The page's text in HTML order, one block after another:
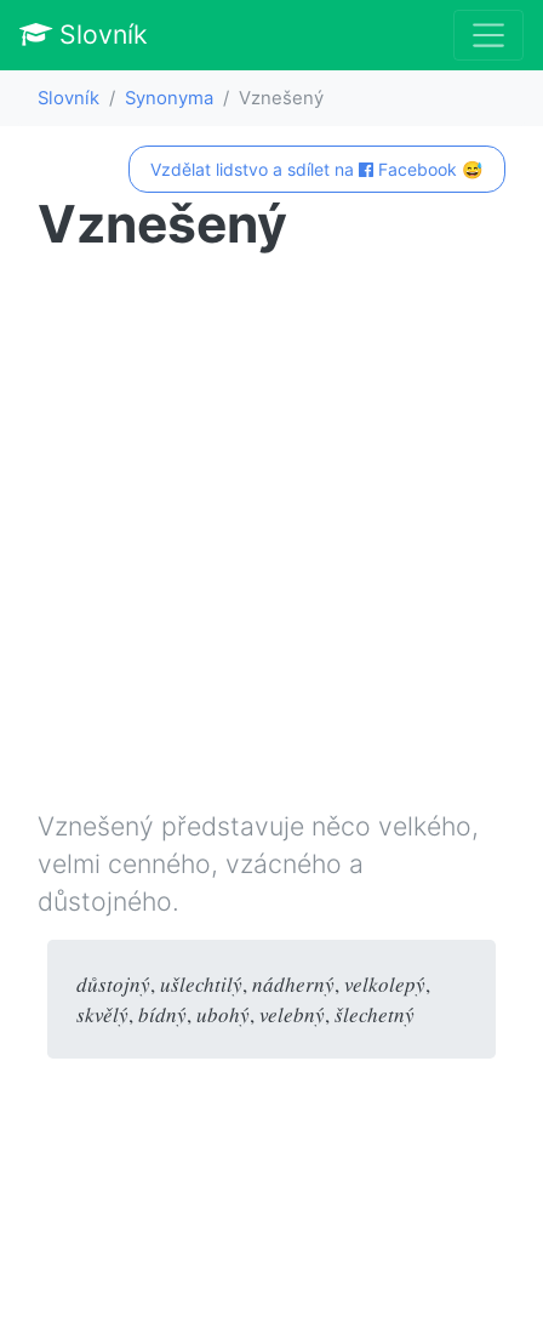
Slovník
Slovník Synonyma Vznešený
Vzdělat lidstvo a sdílet na Facebook 😅
Vznešený
Vznešený představuje něco velkého,
velmi cenného, vzácného a
důstojného.
důstojný,ušlechtilý,nádherný,velkolepý,
skvělý,bídný,ubohý,velebný,šlechetný